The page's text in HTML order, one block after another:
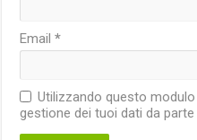
Email*
Utilizzando questo
gestione dei tuoi dati da